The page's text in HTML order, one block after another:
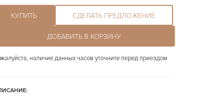
КУПИТЬ СДЕЛАТЬ ПРЕДЛОЖЕНИЕ
ДОБАВИТЬ В КОРЗИНУ
наличие данных часов уточните перед приездом